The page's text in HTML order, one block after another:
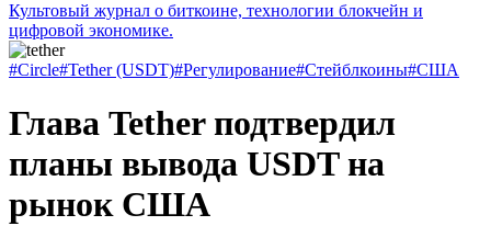
Культовый журнал о биткоине, технологии блокчейн и
цифровой экономике.
#Circle#Tether (USDT)#Регулирование#Стейблкоины#США
Глава Tether подтвердил
планы вывода USDT на
рынок США